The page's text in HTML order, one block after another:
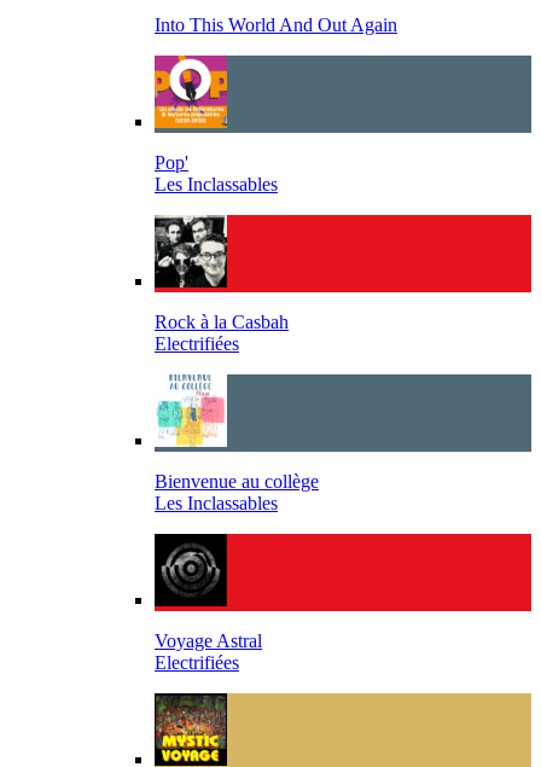
Into This World And Out Again
Pop'
Les Inclassables
Rock à la Casbah
Electrifiées
Bienvenue au collège
Les Inclassables
Voyage Astral
Electrifiées